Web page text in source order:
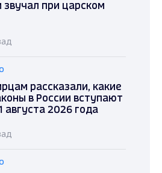
звучал при царском
рассказали, какие
в России вступают
августа 2026 года